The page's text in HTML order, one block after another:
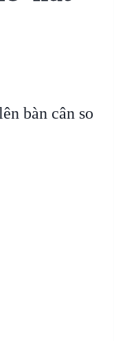
bàn cân so